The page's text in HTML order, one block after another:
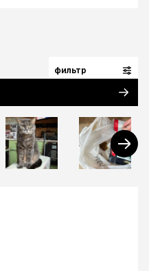
здоровье почек
к ветеринару.
Purina: Влияние
показатели здоровья
3 месяцев, 2006,
фильтр